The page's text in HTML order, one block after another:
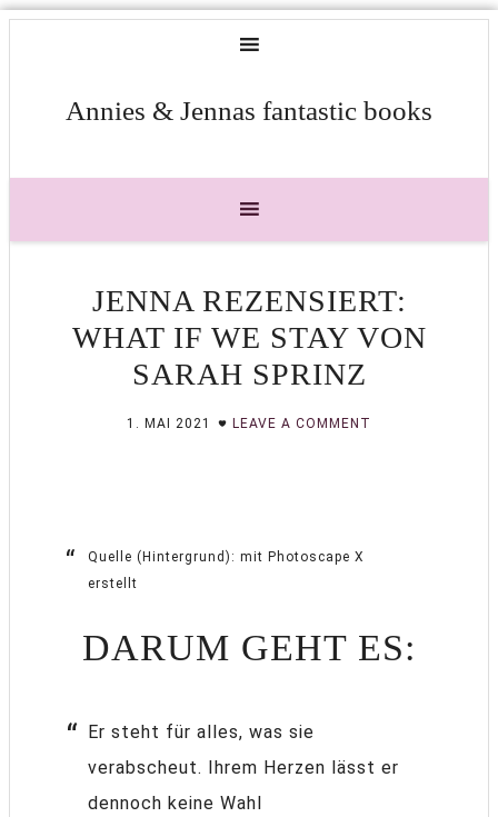
Annies & Jennas fantastic books
JENNA REZENSIERT:
WHAT IF WE STAY VON
SARAH SPRINZ
1. MAI 2021 LEAVE A COMMENT
Quelle (Hintergrund): mit Photoscape X
erstellt
DARUM GEHT ES:
Er steht für alles, was sie
verabscheut. Ihrem Herzen lässt er
dennoch keine Wahl